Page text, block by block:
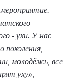
- ухи. У нас
молодёжь, все
уху», —